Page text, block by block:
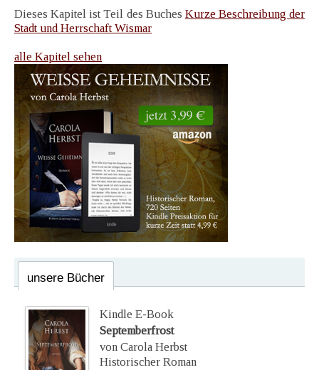
Dieses Kapitel ist Teil des Buches Kurze Beschreibung der
Stadt und Herrschaft Wismar
alle Kapitel sehen
unsere Bücher
Kindle E-Book
Septemberfrost
von Carola Herbst
Historischer Roman